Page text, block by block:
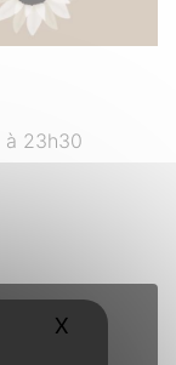
à 23h30
X Masquer